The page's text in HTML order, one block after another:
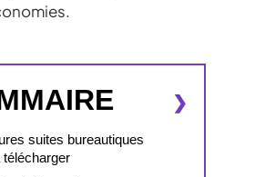
suites bureautiques